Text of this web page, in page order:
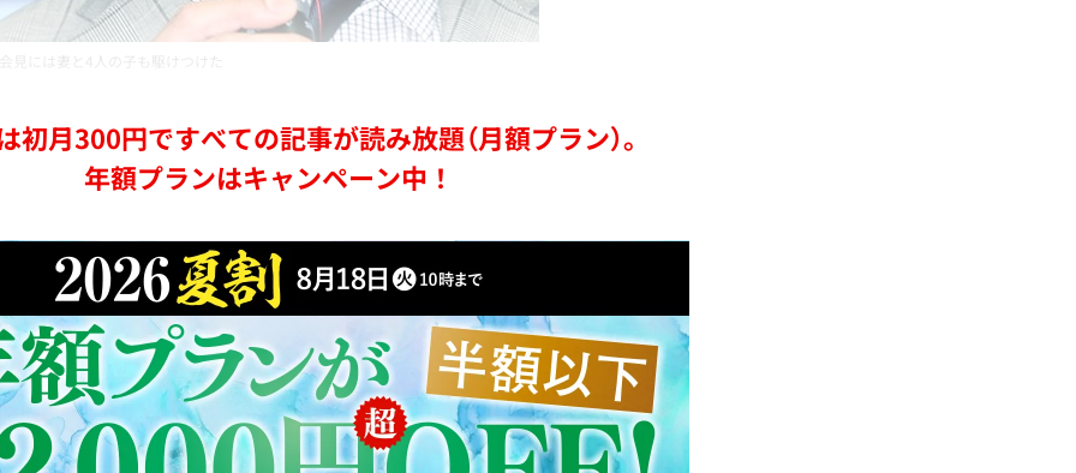
初月300円ですべての記事が読み放題（月額プラン）。
年額プランはキャンペーン中！